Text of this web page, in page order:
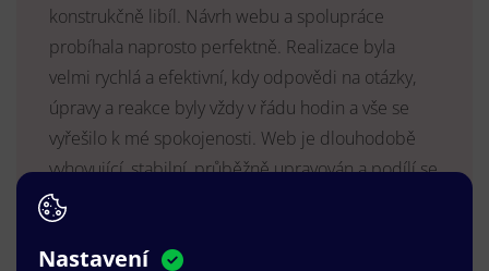
konstrukčně libíl. Návrh webu a spolupráce
probíhala naprosto perfektně. Realizace byla
velmi rychlá a efektivní, kdy odpovědi na otázky,
úpravy a reakce byly vždy v řádu hodin a vše se
vyřešilo k mé spokojenosti. Web je dlouhodobě
vyhovující, stabilní, průběžně upravován a podílí se
na pozitivním vnímání naší značky.
MUDr. Radek Vyšohlíd
Nastavení